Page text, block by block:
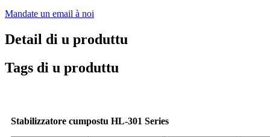
Mandate un email à noi
Detail di u produttu
Tags di u produttu
Stabilizzatore cumpostu HL-301 Series